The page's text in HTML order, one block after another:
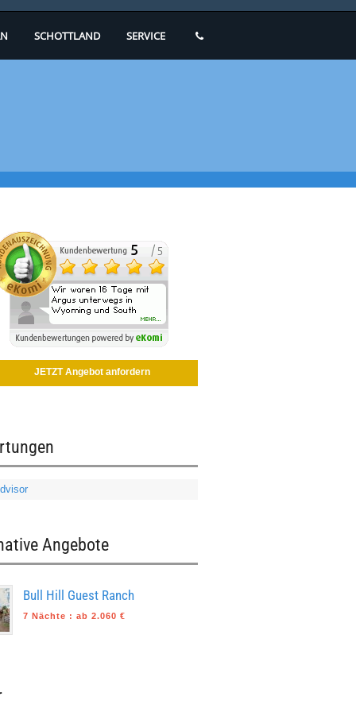
SCHOTTLAND SERVICE
JETZT Angebot anfordern
Angebote
Bull Hill Guest Ranch
7 Nächte : ab 2.060 €